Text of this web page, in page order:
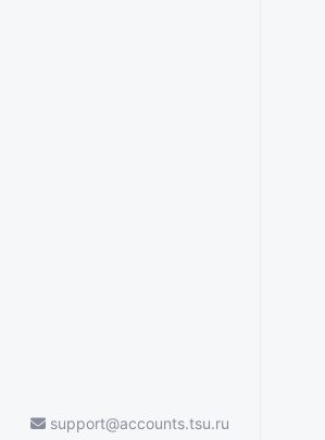
support@accounts.tsu.ru